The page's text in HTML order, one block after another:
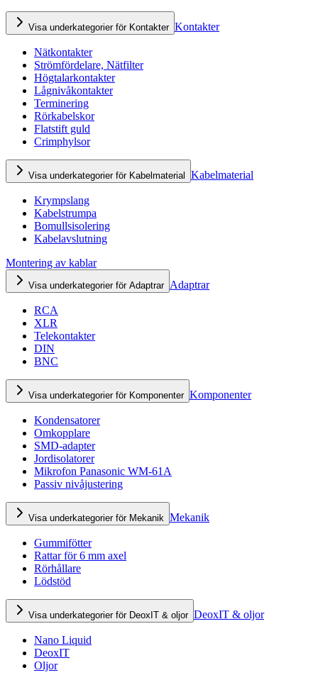
Visa underkategorier för Kontakter Kontakter
Nätkontakter
Strömfördelare, Nätfilter
Högtalarkontakter
Lågnivåkontakter
Terminering
Rörkabelskor
Flatstift guld
Crimphylsor
Visa underkategorier för Kabelmaterial Kabelmaterial
Krympslang
Kabelstrumpa
Bomullsisolering
Kabelavslutning
Montering av kablar
Visa underkategorier för Adaptrar Adaptrar
RCA
XLR
Telekontakter
DIN
BNC
Visa underkategorier för Komponenter Komponenter
Kondensatorer
Omkopplare
SMD-adapter
Jordisolatorer
Mikrofon Panasonic WM-61A
Passiv nivåjustering
Visa underkategorier för Mekanik Mekanik
Gummifötter
Rattar för 6 mm axel
Rörhållare
Lödstöd
Visa underkategorier för DeoxIT & oljor DeoxIT & oljor
Nano Liquid
DeoxIT
Oljor